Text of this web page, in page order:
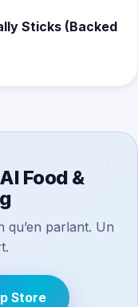
Sticks (Backed
Food &
qu’en parlant. Un
Store